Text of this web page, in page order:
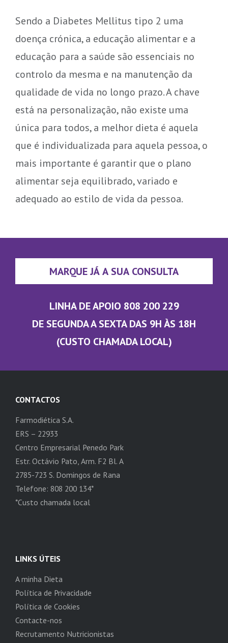
Sendo a Diabetes Mellitus tipo 2 uma
doença crónica, a educação alimentar e a
educação para a saúde são essenciais no
controlo da mesma e na manutenção da
qualidade de vida no longo prazo. A chave
está na personalização, não existe uma
única para todos, a melhor dieta é aquela
que é individualizada para aquela pessoa, o
mais importante é garantir que o plano
alimentar seja equilibrado, variado e
adequado ao estilo de vida da pessoa.
MARQUE JÁ A SUA CONSULTA
LINHA DE APOIO 808 200 229
DE SEGUNDA A SEXTA DAS 9H ÀS 18H
(CUSTO CHAMADA LOCAL)
CONTACTOS
Farmodiética S.A.
ERS – 22933
Centro Empresarial Penedo Park
Estr. Octávio Pato, Arm. F2 Bl. A
2785-723 S. Domingos de Rana
Telefone: 808 200 134*
*Custo chamada local
LINKS ÚTEIS
A minha Dieta
Política de Privacidade
Política de Cookies
Contacte-nos
Recrutamento Nutricionistas